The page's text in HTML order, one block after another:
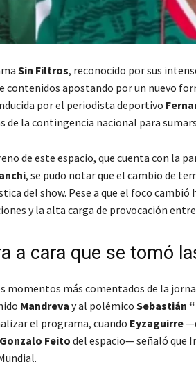
Sin Filtros, reconocido por sus
contenidos apostando por un nuevo
por el periodista deportivo
de la contingencia nacional para
de este espacio, que cuenta con la
, se pudo notar que el cambio de
del show. Pese a que el foco
y la alta carga de provocación
a cara que se tomó
momentos más comentados de la
Mandreva y al polémico Sebastián
el programa, cuando Eyzaguirre
Gonzalo Feito del espacio— señaló que